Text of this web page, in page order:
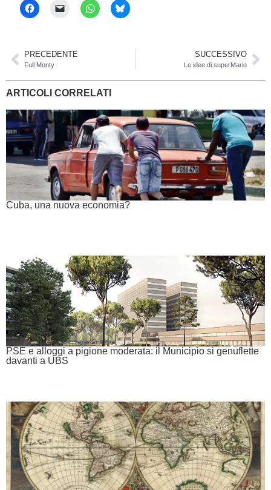
PRECEDENTE
Full Monty
SUCCESSIVO
Le idee di superMario
ARTICOLI CORRELATI
Cuba, una nuova economia?
PSE e alloggi a pigione moderata: il Municipio si genuflette
davanti a UBS